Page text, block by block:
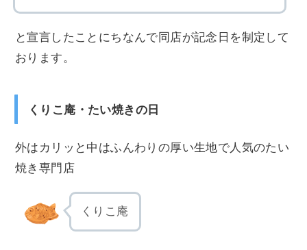
と宣言したことにちなんで同店が記念日を制定して
おります。
くりこ庵・たい焼きの日
外はカリッと中はふんわりの厚い生地で人気のたい
焼き専門店
くりこ庵